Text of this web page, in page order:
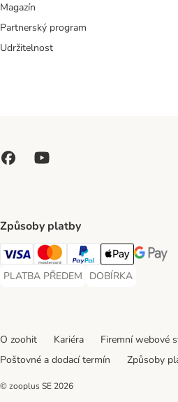
Magazín
Partnerský program
Udržitelnost
Způsoby platby
Visa Payment Method
Mastercard Payment Method
PayPal Payment Method
Apple pay
PLATBA PŘEDEM
PLATBA PŘEDEM Payment Method
DOBÍRKA
DOBÍRKA Payment
O zoohit Kariéra Firemní webové
Poštovné a dodací termín
Způsoby
© zooplus SE 2026